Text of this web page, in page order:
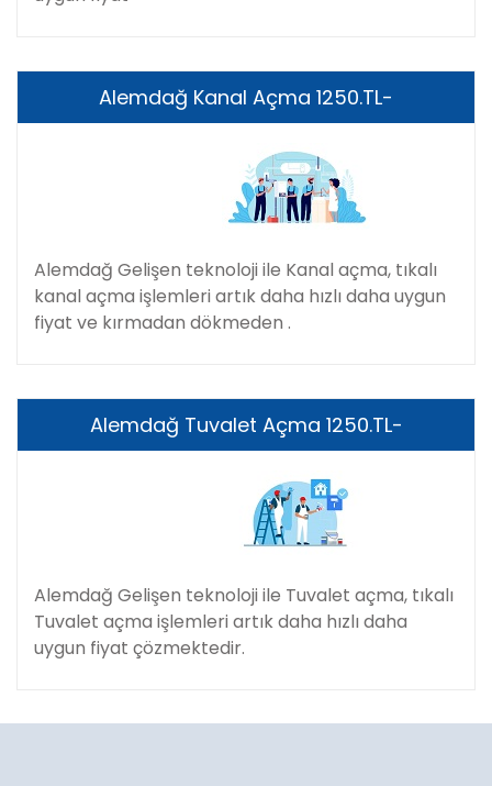
Alemdağ Kanal Açma 1250.TL-
Alemdağ Gelişen teknoloji ile Kanal açma, tıkalı
kanal açma işlemleri artık daha hızlı daha uygun
fiyat ve kırmadan dökmeden .
Alemdağ Tuvalet Açma 1250.TL-
Alemdağ Gelişen teknoloji ile Tuvalet açma, tıkalı
Tuvalet açma işlemleri artık daha hızlı daha
uygun fiyat çözmektedir.